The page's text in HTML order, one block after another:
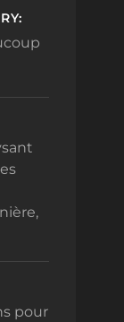
pour